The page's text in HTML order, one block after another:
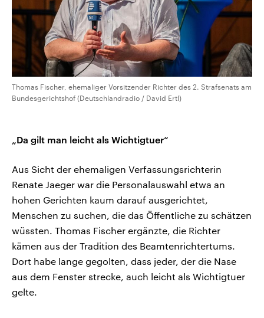
Thomas Fischer, ehemaliger Vorsitzender Richter des 2. Strafsenats am
Bundesgerichtshof (Deutschlandradio / David Ertl)
„Da gilt man leicht als Wichtigtuer“
Aus Sicht der ehemaligen Verfassungsrichterin
Renate Jaeger war die Personalauswahl etwa an
hohen Gerichten kaum darauf ausgerichtet,
Menschen zu suchen, die das Öffentliche zu schätzen
wüssten. Thomas Fischer ergänzte, die Richter
kämen aus der Tradition des Beamtenrichtertums.
Dort habe lange gegolten, dass jeder, der die Nase
aus dem Fenster strecke, auch leicht als Wichtigtuer
gelte.